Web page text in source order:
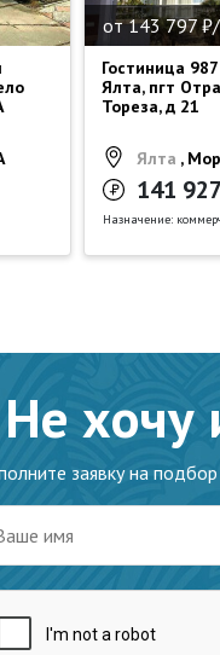
от 143 797
Гостиница
Ялта, пгт
Тореза, д 21
Ялта ,
141
Назначение:
Не хочу
заявку на